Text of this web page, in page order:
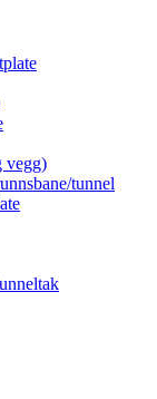
vegg)
tunnel